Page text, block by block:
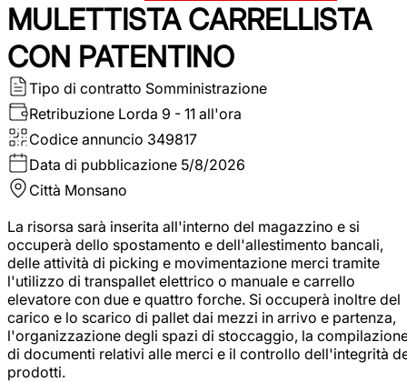
MULETTISTA CARRELLISTA
CON PATENTINO
Tipo di contratto Somministrazione
Retribuzione Lorda 9 - 11 all'ora
Codice annuncio 349817
Data di pubblicazione 5/8/2026
Città Monsano
La risorsa sarà inserita all'interno del magazzino e si
occuperà dello spostamento e dell'allestimento bancali,
delle attività di picking e movimentazione merci tramite
l'utilizzo di transpallet elettrico o manuale e carrello
elevatore con due e quattro forche. Si occuperà inoltre del
carico e lo scarico di pallet dai mezzi in arrivo e partenza,
l'organizzazione degli spazi di stoccaggio, la
di documenti relativi alle merci e il controllo dell'integrità
prodotti.